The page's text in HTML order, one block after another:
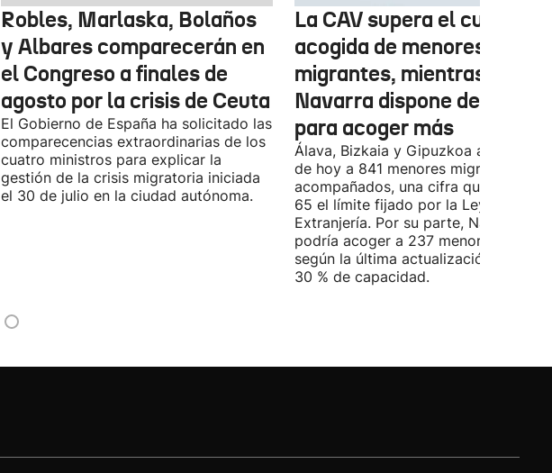
Robles, Marlaska, Bolaños
y Albares comparecerán en
el Congreso a finales de
agosto por la crisis de Ceuta
El Gobierno de España ha solicitado las
comparecencias extraordinarias de los
cuatro ministros para explicar la
gestión de la crisis migratoria iniciada
el 30 de julio en la ciudad autónoma.
La CAV supera el cupo de
acogida de menores
migrantes, mientras
Navarra dispone de
para acoger más
Álava, Bizkaia y Gipuzkoa acogen a
de hoy a 841 menores migrantes no
acompañados, una cifra que supera
65 el límite fijado por la Ley de
Extranjería. Por su parte, Navarra
podría acoger a 237 menores,
según la última actualización, está al
30 % de capacidad.